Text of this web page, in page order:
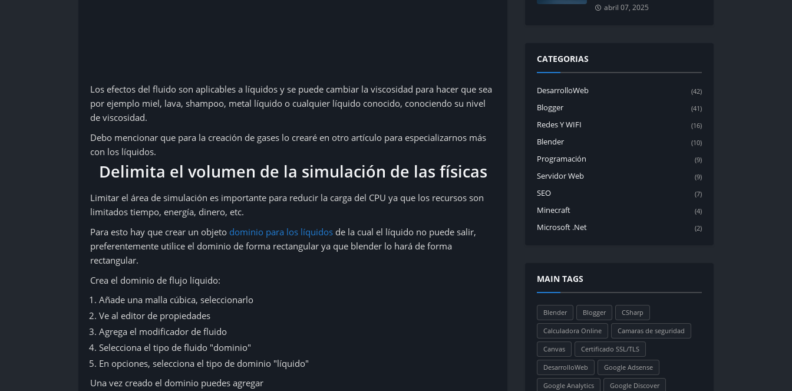
Los efectos del fluido son aplicables a líquidos y se puede cambiar la viscosidad para hacer que sea
por ejemplo miel, lava, shampoo, metal líquido o cualquier líquido conocido, conociendo su nivel
de viscosidad.
Debo mencionar que para la creación de gases lo crearé en otro artículo para especializarnos más
con los líquidos.
Delimita el volumen de la simulación de las físicas
Limitar el área de simulación es importante para reducir la carga del CPU ya que los recursos son
limitados tiempo, energía, dinero, etc.
Para esto hay que crear un objeto dominio para los líquidos de la cual el líquido no puede salir,
preferentemente utilice el dominio de forma rectangular ya que blender lo hará de forma
rectangular.
Crea el dominio de flujo líquido:
Añade una malla cúbica, seleccionarlo
Ve al editor de propiedades
Agrega el modificador de fluido
Selecciona el tipo de fluido "dominio"
En opciones, selecciona el tipo de dominio "líquido"
Una vez creado el dominio puedes agregar
abril 07, 2025
CATEGORIAS
DesarrolloWeb (42)
Blogger (41)
Redes Y WIFI (16)
Blender (10)
Programación (9)
Servidor Web (9)
SEO (7)
Minecraft (4)
Microsoft .Net (2)
MAIN TAGS
Blender Blogger CSharp
Calculadora Online Camaras de seguridad
Canvas Certificado SSL/TLS
DesarrolloWeb Google Adsense
Google Analytics Google Discover